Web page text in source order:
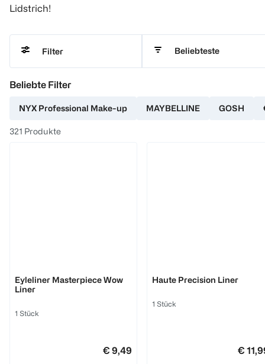
Lidstrich!
Filter Beliebteste
Beliebte Filter
NYX Professional Make-up MAYBELLINE GOSH
321 Produkte
Eyleliner Masterpiece Wow
Liner
1 Stück
€ 9,49
Haute Precision Liner
1 Stück
€